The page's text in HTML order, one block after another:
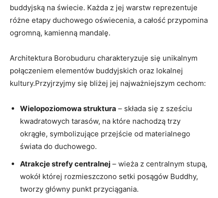
buddyjską na świecie. Każda z jej warstw reprezentuje
różne etapy duchowego oświecenia, a całość przypomina
ogromną, kamienną mandalę.
Architektura Borobuduru charakteryzuje się unikalnym
połączeniem elementów buddyjskich oraz lokalnej
kultury.Przyjrzyjmy się bliżej jej najważniejszym cechom:
Wielopoziomowa struktura – składa się z sześciu
kwadratowych tarasów, na które nachodzą trzy
okrągłe, symbolizujące przejście od materialnego
świata do duchowego.
Atrakcje strefy centralnej – wieża z centralnym stupą,
wokół której rozmieszczono setki posągów Buddhy,
tworzy główny punkt przyciągania.